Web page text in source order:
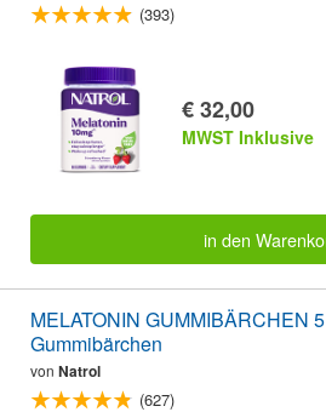
(393)
€ 32,00
MWST Inklusive
in den
MELATONIN GUMMIBÄRCHEN
Gummibärchen
von Natrol
(627)